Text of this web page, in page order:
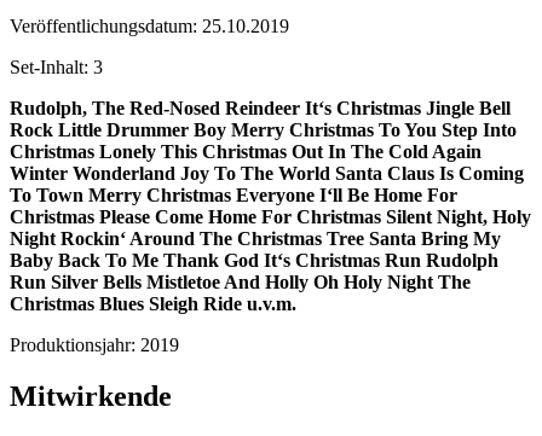
Veröffentlichungsdatum: 25.10.2019
Set-Inhalt: 3
Rudolph, The Red-Nosed Reindeer It‘s Christmas Jingle Bell
Rock Little Drummer Boy Merry Christmas To You Step Into
Christmas Lonely This Christmas Out In The Cold Again
Winter Wonderland Joy To The World Santa Claus Is Coming
To Town Merry Christmas Everyone I‘ll Be Home For
Christmas Please Come Home For Christmas Silent Night, Holy
Night Rockin‘ Around The Christmas Tree Santa Bring My
Baby Back To Me Thank God It‘s Christmas Run Rudolph
Run Silver Bells Mistletoe And Holly Oh Holy Night The
Christmas Blues Sleigh Ride u.v.m.
Produktionsjahr: 2019
Mitwirkende